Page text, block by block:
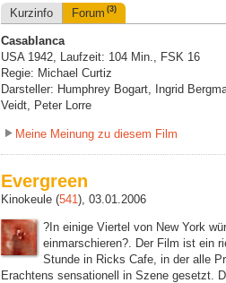
Kurzinfo Forum (3)
Casablanca
USA 1942, Laufzeit: 104 Min., FSK 16
Regie: Michael Curtiz
Darsteller: Humphrey Bogart, Ingrid
Veidt, Peter Lorre
Meine Meinung zu diesem Film
Evergreen
Kinokeule (541), 03.01.2006
?In einige Viertel von New York
einmarschieren?. Der Film ist ein
Stunde in Ricks Cafe, in der alle
Erachtens sensationell in Szene gesetzt.